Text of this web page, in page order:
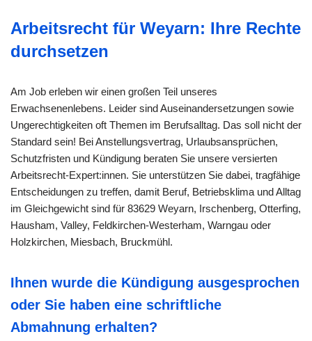
Arbeitsrecht für Weyarn: Ihre Rechte
durchsetzen
Am Job erleben wir einen großen Teil unseres
Erwachsenenlebens. Leider sind Auseinandersetzungen sowie
Ungerechtigkeiten oft Themen im Berufsalltag. Das soll nicht der
Standard sein! Bei Anstellungsvertrag, Urlaubsansprüchen,
Schutzfristen und Kündigung beraten Sie unsere versierten
Arbeitsrecht-Expert:innen. Sie unterstützen Sie dabei, tragfähige
Entscheidungen zu treffen, damit Beruf, Betriebsklima und Alltag
im Gleichgewicht sind für 83629 Weyarn, Irschenberg, Otterfing,
Hausham, Valley, Feldkirchen-Westerham, Warngau oder
Holzkirchen, Miesbach, Bruckmühl.
Ihnen wurde die Kündigung ausgesprochen
oder Sie haben eine schriftliche
Abmahnung erhalten?